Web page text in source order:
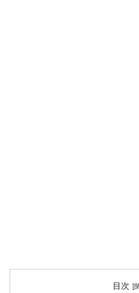
目次